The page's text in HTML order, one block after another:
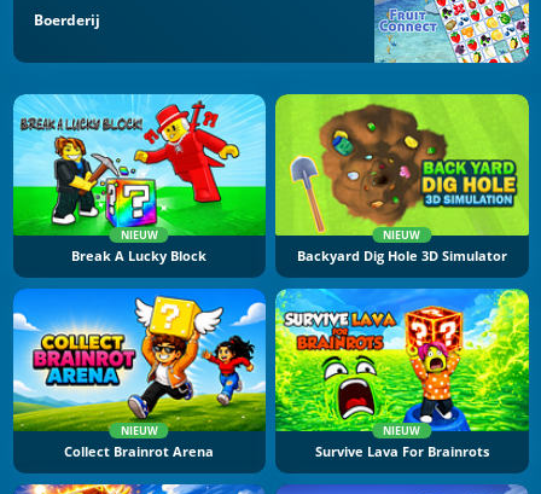
Boerderij
NIEUW
Break A Lucky Block
NIEUW
Backyard Dig Hole 3D Simulator
NIEUW
Collect Brainrot Arena
NIEUW
Survive Lava For Brainrots